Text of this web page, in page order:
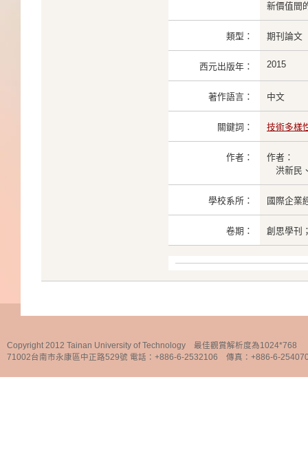
新價值間
類型： 期刊論文
西元出版年： 2015
著作語言： 中文
關鍵詞： 技術多樣
作者：
作者：
洪新民
學校系所： 國際企業
卷期： 創思學刊
Copyright 2012 Tainan University of Technology 最佳觀賞解析度為1024*768
71002台南市永康區中正路529號 電話：+886-6-2532106 傳真：+886-6-